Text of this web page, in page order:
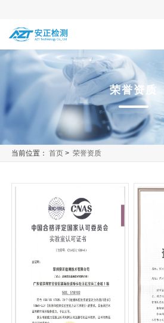
荣誉资质
当前位置：首页 >荣誉资质